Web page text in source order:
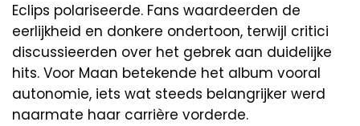
Eclips polariseerde. Fans waardeerden de
eerlijkheid en donkere ondertoon, terwijl critici
discussieerden over het gebrek aan duidelijke
hits. Voor Maan betekende het album vooral
autonomie, iets wat steeds belangrijker werd
naarmate haar carrière vorderde.